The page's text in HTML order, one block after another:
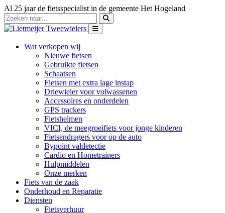
Al 25 jaar de fietsspecialist in de gemeente Het Hogeland
Wat verkopen wij
Nieuwe fietsen
Gebruikte fietsen
Schaatsen
Fietsen met extra lage instap
Driewieler voor volwassenen
Accessoires en onderdelen
GPS trackers
Fietshelmen
VICI, de meegroeifiets voor jonge kinderen
Fietsendragers voor op de auto
Bypoint valdetectie
Cardio en Hometrainers
Hulpmiddelen
Onze merken
Fiets van de zaak
Onderhoud en Reparatie
Diensten
Fietsverhuur